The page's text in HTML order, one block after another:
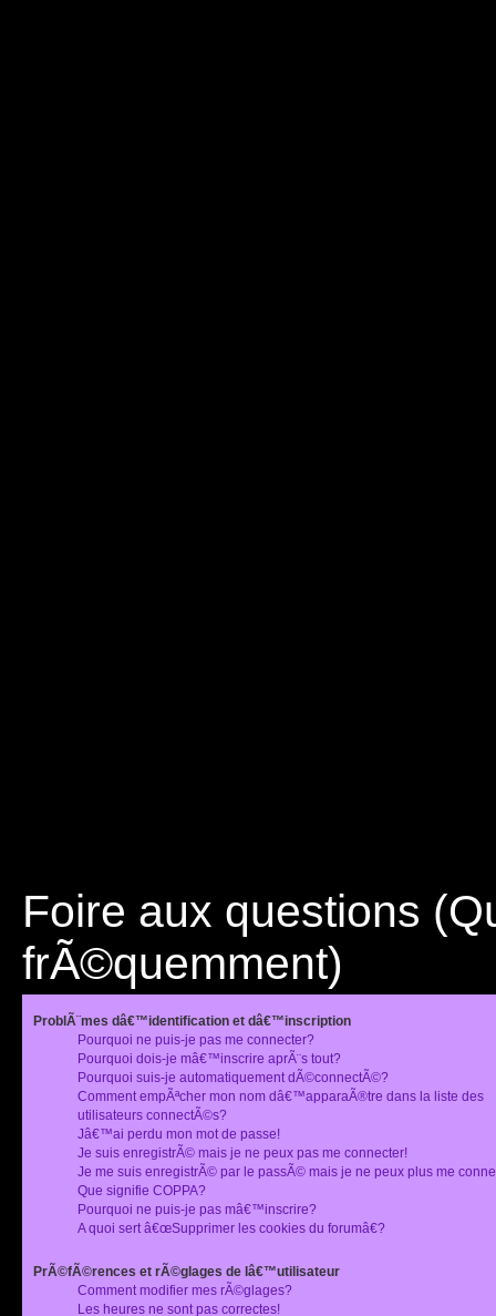
Foire aux questions
frÃ©quemment)
ProblÃ¨mes dâ€™identification et dâ€™inscription
Pourquoi ne puis-je pas me connecter?
Pourquoi dois-je mâ€™inscrire aprÃ¨s tout?
Pourquoi suis-je automatiquement dÃ©connectÃ©?
Comment empÃªcher mon nom dâ€™apparaÃ®tre dans la liste des
utilisateurs connectÃ©s?
Jâ€™ai perdu mon mot de passe!
Je suis enregistrÃ© mais je ne peux pas me connecter!
Je me suis enregistrÃ© par le passÃ© mais je ne peux plus me
Que signifie COPPA?
Pourquoi ne puis-je pas mâ€™inscrire?
A quoi sert â€œSupprimer les cookies du forumâ€?
PrÃ©fÃ©rences et rÃ©glages de lâ€™utilisateur
Comment modifier mes rÃ©glages?
Les heures ne sont pas correctes!